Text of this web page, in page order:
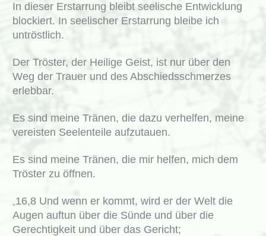
In dieser Erstarrung bleibt seelische Entwicklung
blockiert. In seelischer Erstarrung bleibe ich
untröstlich.
Der Tröster, der Heilige Geist, ist nur über den
Weg der Trauer und des Abschiedsschmerzes
erlebbar.
Es sind meine Tränen, die dazu verhelfen, meine
vereisten Seelenteile aufzutauen.
Es sind meine Tränen, die mir helfen, mich dem
Tröster zu öffnen.
16,8 Und wenn er kommt, wird er der Welt die
Augen auftun über die Sünde und über die
Gerechtigkeit und über das Gericht;